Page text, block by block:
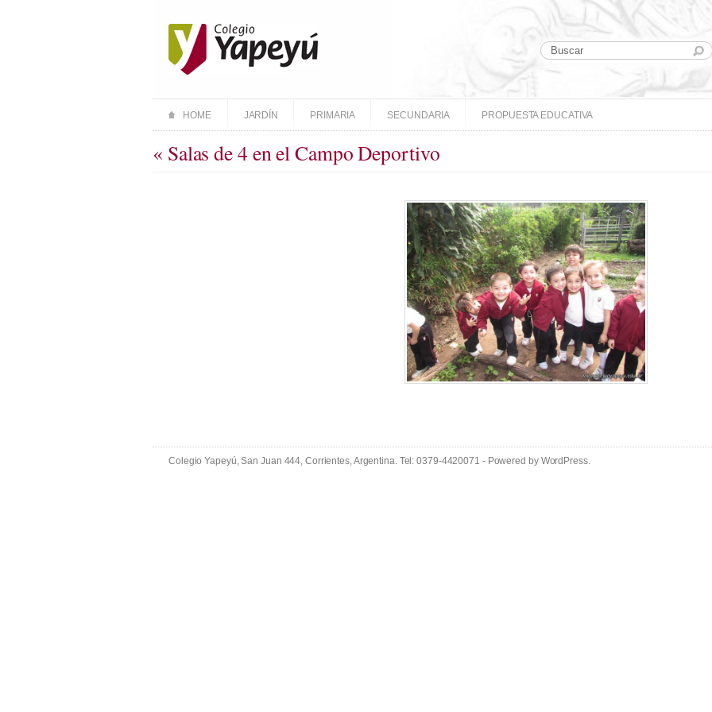
HOME JARDÍN PRIMARIA SECUNDARIA PROPUESTA EDUCATIVA
« Salas de 4 en el Campo Deportivo
Colegio Yapeyú, San Juan 444, Corrientes, Argentina. Tel: 0379-4420071 - Powered by WordPress.